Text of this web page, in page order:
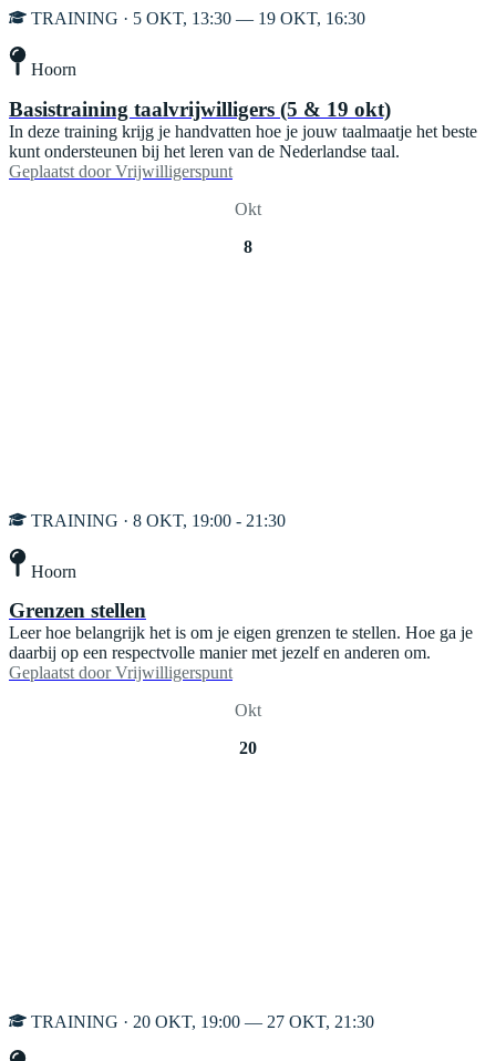
TRAINING · 5 OKT, 13:30 — 19 OKT, 16:30
Hoorn
Basistraining taalvrijwilligers (5 & 19 okt)
In deze training krijg je handvatten hoe je jouw taalmaatje het beste
kunt ondersteunen bij het leren van de Nederlandse taal.
Geplaatst door Vrijwilligerspunt
Okt
8
TRAINING · 8 OKT, 19:00 - 21:30
Hoorn
Grenzen stellen
Leer hoe belangrijk het is om je eigen grenzen te stellen. Hoe ga je
daarbij op een respectvolle manier met jezelf en anderen om.
Geplaatst door Vrijwilligerspunt
Okt
20
TRAINING · 20 OKT, 19:00 — 27 OKT, 21:30